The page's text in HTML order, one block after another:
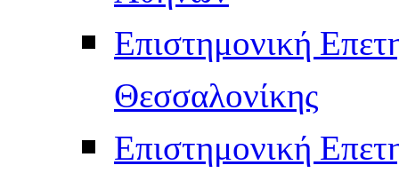
Επιστημονική
Θεσσαλονίκης
Επιστημονική